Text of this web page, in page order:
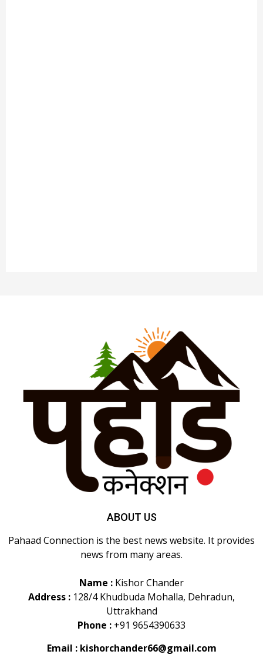
ABOUT US
Pahaad Connection is the best news website. It provides
news from many areas.
Name : Kishor Chander
Address : 128/4 Khudbuda Mohalla, Dehradun,
Uttrakhand
Phone : +91 9654390633
Email : kishorchander66@gmail.com